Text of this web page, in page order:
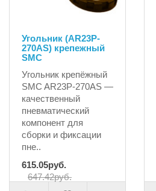
Угольник (AR23P-
270AS) крепежный
SMC
Угольник крепёжный
SMC AR23P-270AS —
качественный
пневматический
компонент для
сборки и фиксации
пне..
615.05руб.
647.42руб.